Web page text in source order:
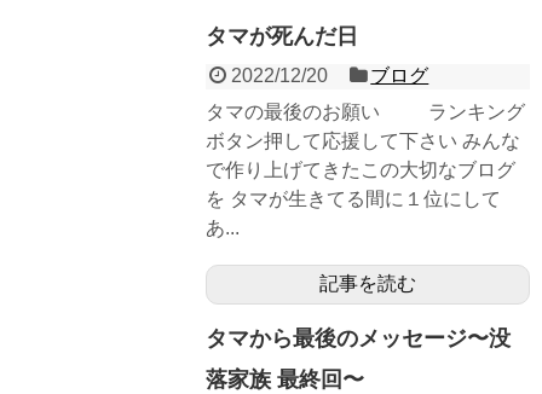
タマが死んだ日
2022/12/20
ブログ
タマの最後のお願い ランキング
ボタン押して応援して下さい みんな
で作り上げてきたこの大切なブログ
を タマが生きてる間に１位にして
あ...
記事を読む
タマから最後のメッセージ〜没
落家族 最終回〜